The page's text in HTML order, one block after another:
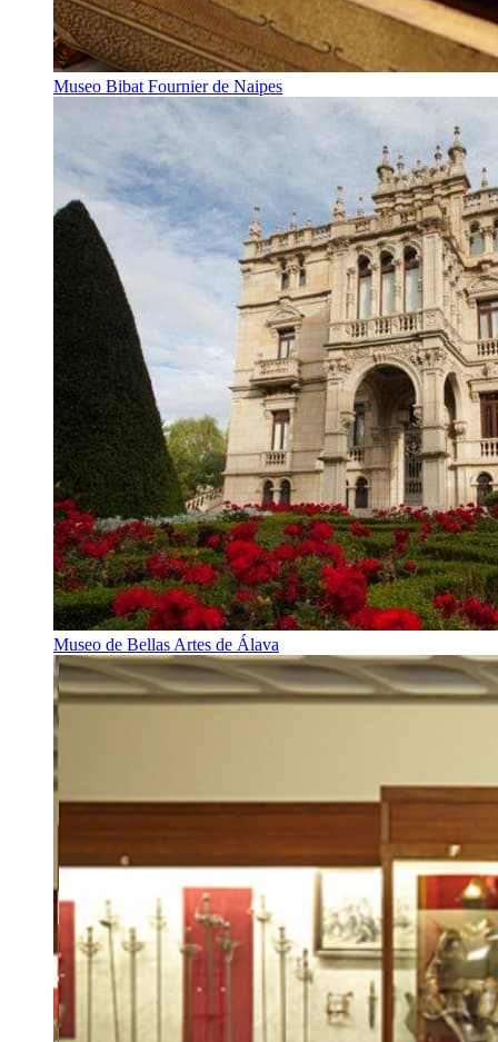
Museo Bibat Fournier de Naipes
Museo de Bellas Artes de Álava